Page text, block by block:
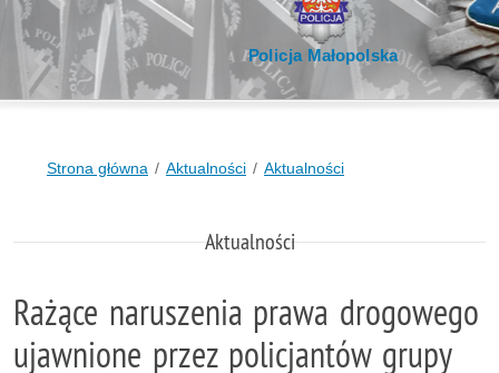
Policja Małopolska
Strona główna Aktualności Aktualności
Aktualności
Rażące naruszenia prawa drogowego
ujawnione przez policjantów grupy